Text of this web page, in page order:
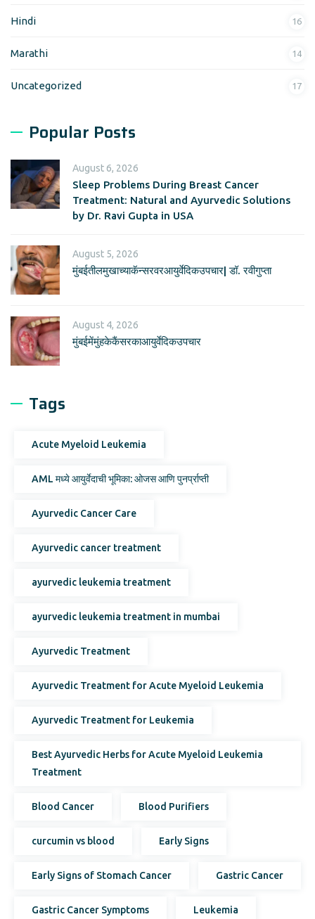
Hindi 16
Marathi 14
Uncategorized 17
Popular Posts
August 6, 2026
Sleep Problems During Breast Cancer
Treatment: Natural and Ayurvedic Solutions
by Dr. Ravi Gupta in USA
August 5, 2026
मुंबईतीलमुखाच्याकॅन्सरवरआयुर्वेदिकउपचार| डॉ. रवीगुप्ता
August 4, 2026
मुंबईमेंमुंहकेकैंसरकाआयुर्वेदिकउपचार
Tags
Acute Myeloid Leukemia
AML मध्ये आयुर्वेदाची भूमिका: ओजस आणि पुनर्प्राप्ती
Ayurvedic Cancer Care
Ayurvedic cancer treatment
ayurvedic leukemia treatment
ayurvedic leukemia treatment in mumbai
Ayurvedic Treatment
Ayurvedic Treatment for Acute Myeloid Leukemia
Ayurvedic Treatment for Leukemia
Best Ayurvedic Herbs for Acute Myeloid Leukemia
Treatment
Blood Cancer Blood Purifiers
curcumin vs blood Early Signs
Early Signs of Stomach Cancer Gastric Cancer
Gastric Cancer Symptoms Leukemia